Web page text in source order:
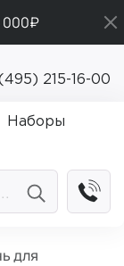
000₽
000₽
215-16-00
Наборы
для